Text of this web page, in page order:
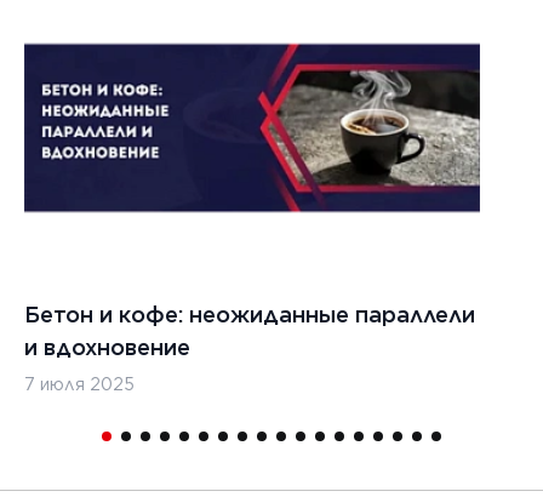
Бетон и кофе: неожиданные параллели
и вдохновение
7 июля 2025